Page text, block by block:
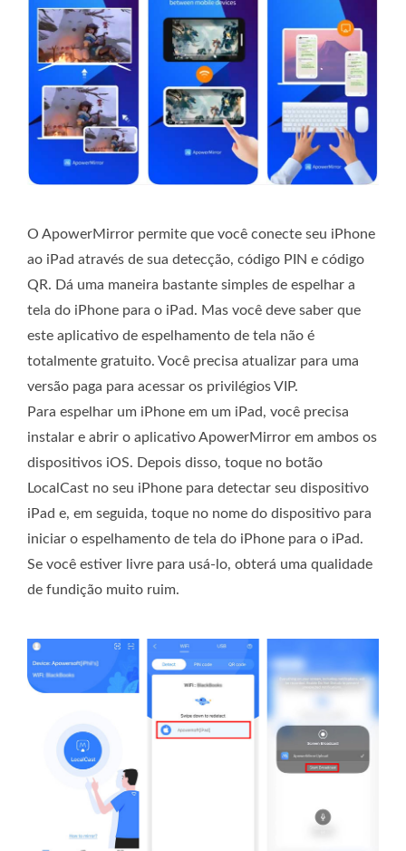
O ApowerMirror permite que você conecte seu iPhone
ao iPad através de sua detecção, código PIN e código
QR. Dá uma maneira bastante simples de espelhar a
tela do iPhone para o iPad. Mas você deve saber que
este aplicativo de espelhamento de tela não é
totalmente gratuito. Você precisa atualizar para uma
versão paga para acessar os privilégios VIP.
Para espelhar um iPhone em um iPad, você precisa
instalar e abrir o aplicativo ApowerMirror em ambos os
dispositivos iOS. Depois disso, toque no botão
LocalCast no seu iPhone para detectar seu dispositivo
iPad e, em seguida, toque no nome do dispositivo para
iniciar o espelhamento de tela do iPhone para o iPad.
Se você estiver livre para usá-lo, obterá uma qualidade
de fundição muito ruim.